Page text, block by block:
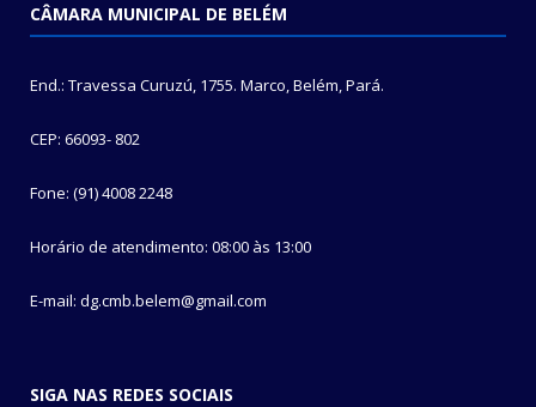
CÂMARA MUNICIPAL DE BELÉM
End.: Travessa Curuzú, 1755. Marco, Belém, Pará.
CEP: 66093- 802
Fone: (91) 4008 2248
Horário de atendimento: 08:00 às 13:00
E-mail: dg.cmb.belem@gmail.com
SIGA NAS REDES SOCIAIS